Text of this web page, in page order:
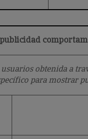
obtenida a
para mostrar